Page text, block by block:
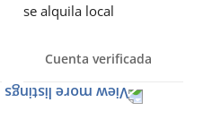
se alquila local
Cuenta verificada